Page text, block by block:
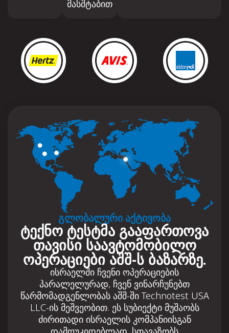
მასშტაბით
გლობალური აქტივობა
ტექნო ტესტმა გააფართოვა
თავისი საავტომობილო
ოპერაციები აშშ-ს ბაზარზე.
ისრაელში ჩვენი ოპერაციების
პარალელურად, ჩვენ ვინარჩუნებთ
წარმომადგენლობას აშშ-ში Technotest USA
LLC-ის მეშვეობით. ეს სუბიექტი მუშაობს
ძირითადი ისრაელის კომპანიისგან